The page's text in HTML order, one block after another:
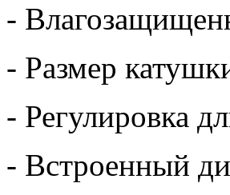
-
- Размер
- Регулировка
- Встроенный